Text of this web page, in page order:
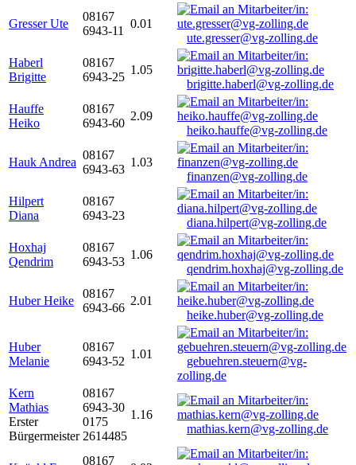
Gresser Ute
08167
6943-11
0.01
ute.gresser@vg-zolling.de
Haberl
Brigitte
08167
6943-25
1.05
brigitte.haberl@vg-zolling.de
Hauffe
Heiko
08167
6943-60
2.09
heiko.hauffe@vg-zolling.de
Hauk Andrea
08167
6943-63
1.03
finanzen@vg-zolling.de
Hilpert
Diana
08167
6943-23
diana.hilpert@vg-zolling.de
Hoxhaj
Qendrim
08167
6943-53
1.06
qendrim.hoxhaj@vg-zolling.de
Huber Heike
08167
6943-66
2.01
heike.huber@vg-zolling.de
Huber
Melanie
08167
6943-52
1.01
gebuehren.steuern@vg-
zolling.de
Kern
Mathias
Erster
Bürgermeister
08167
6943-30
0175
2614485
1.16
mathias.kern@vg-zolling.de
08167